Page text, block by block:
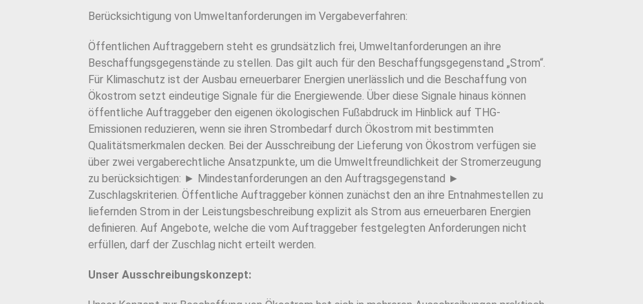
Berücksichtigung von Umweltanforderungen im Vergabeverfahren:
Öffentlichen Auftraggebern steht es grundsätzlich frei, Umweltanforderungen an ihre
Beschaffungsgegenstände zu stellen. Das gilt auch für den Beschaffungsgegenstand „Strom“.
Für Klimaschutz ist der Ausbau erneuerbarer Energien unerlässlich und die Beschaffung von
Ökostrom setzt eindeutige Signale für die Energiewende. Über diese Signale hinaus können
öffentliche Auftraggeber den eigenen ökologischen Fußabdruck im Hinblick auf THG-
Emissionen reduzieren, wenn sie ihren Strombedarf durch Ökostrom mit bestimmten
Qualitätsmerkmalen decken. Bei der Ausschreibung der Lieferung von Ökostrom verfügen sie
über zwei vergaberechtliche Ansatzpunkte, um die Umweltfreundlichkeit der Stromerzeugung
zu berücksichtigen: ► Mindestanforderungen an den Auftragsgegenstand ►
Zuschlagskriterien. Öffentliche Auftraggeber können zunächst den an ihre Entnahmestellen zu
liefernden Strom in der Leistungsbeschreibung explizit als Strom aus erneuerbaren Energien
definieren. Auf Angebote, welche die vom Auftraggeber festgelegten Anforderungen nicht
erfüllen, darf der Zuschlag nicht erteilt werden.
Unser Ausschreibungskonzept: